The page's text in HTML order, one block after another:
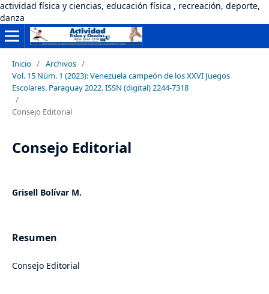
actividad física y ciencias, educación física , recreación, deporte,
danza
Inicio / Archivos /
Vol. 15 Núm. 1 (2023): Venezuela campeón de los XXVI Juegos
Escolares. Paraguay 2022. ISSN (digital) 2244-7318
/
Consejo Editorial
Consejo Editorial
Grisell Bolívar M.
Resumen
Consejo Editorial